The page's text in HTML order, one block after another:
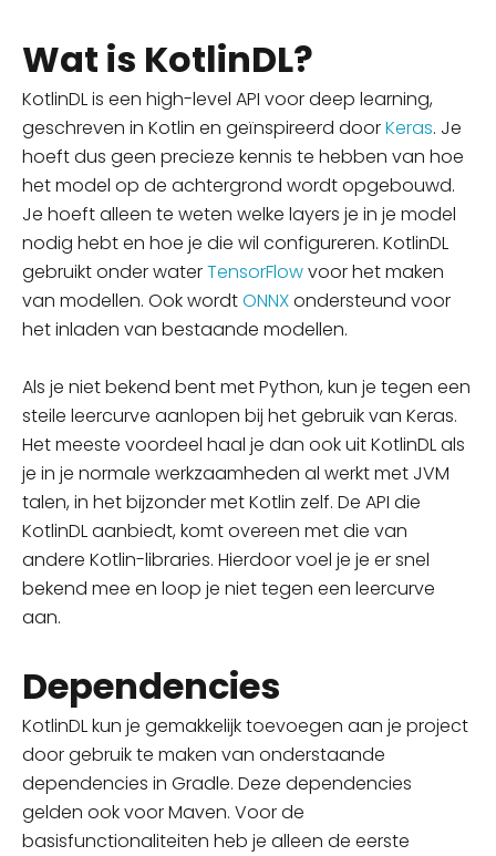
Wat is KotlinDL?
KotlinDL is een high-level API voor deep learning,
geschreven in Kotlin en geïnspireerd doorKeras. Je
hoeft dus geen precieze kennis te hebben van hoe
het model op de achtergrond wordtopgebouwd.
Je hoeft alleen te weten welke layers je in je model
nodig hebt en hoe je die wil configureren. KotlinDL
gebruikt onder waterTensorFlowvoor het maken
van modellen. Ook wordtONNXondersteund voor
het inladen van bestaande modellen.
Als je niet bekend bent met Python, kun je tegen een
steile leercurve aanlopen bij het gebruik van Keras.
Het meeste voordeel haal je dan ook uit KotlinDL als
je in je normale werkzaamheden al werkt met JVM
talen, in het bijzonder met Kotlin zelf. De API die
KotlinDL aanbiedt, komt overeen met die van
andere Kotlin-libraries. Hierdoor voel je je er snel
bekend mee en loop je niet tegen een leercurve
aan.
Dependencies
KotlinDL kun je gemakkelijk toevoegen aan je project
door gebruik te maken van onderstaande
dependencies in Gradle. Deze dependencies
gelden ook voor Maven. Voor de
basisfunctionaliteiten heb je alleen de eerste